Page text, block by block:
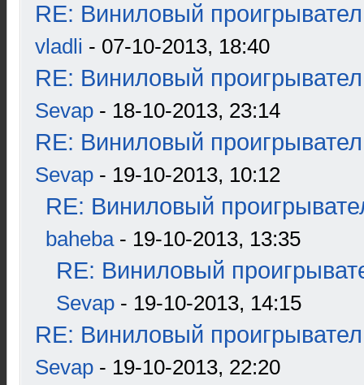
RE: Виниловый
vladli - 07-10-2013, 18:40
RE: Виниловый
Sevap - 18-10-2013, 23:14
RE: Виниловый
Sevap - 19-10-2013, 10:12
RE: Виниловый
baheba- 19-10-2013, 13:35
RE: Виниловый
Sevap - 19-10-2013, 14:15
RE: Виниловый
Sevap - 19-10-2013, 22:20